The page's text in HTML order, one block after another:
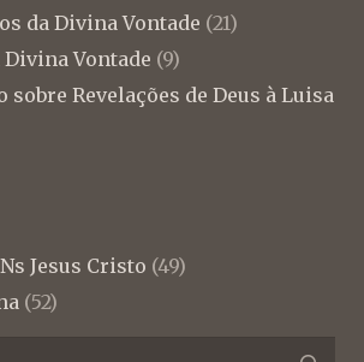
da Divina Vontade (21)
Vontade (9)
sobre Revelações de Deus à Luisa
Jesus Cristo (49)
(52)